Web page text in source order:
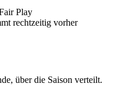
Play
rechtzeitig vorher
über die Saison verteilt.